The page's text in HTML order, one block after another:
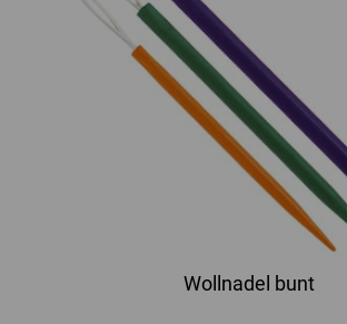
Wollnadel bunt